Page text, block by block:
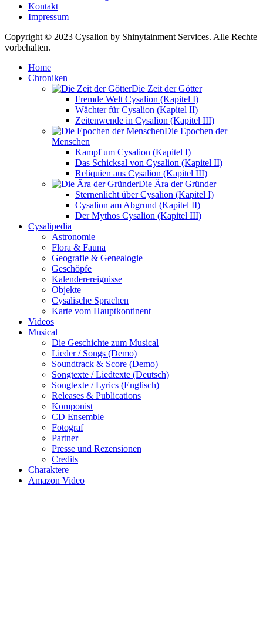
Kontakt
Impressum
Copyright © 2023 Cysalion by Shinytainment Services. Alle Rechte
vorbehalten.
Home
Chroniken
Die Zeit der Götter
Fremde Welt Cysalion (Kapitel I)
Wächter für Cysalion (Kapitel II)
Zeitenwende in Cysalion (Kapitel III)
Die Epochen der
Menschen
Kampf um Cysalion (Kapitel I)
Das Schicksal von Cysalion (Kapitel II)
Reliquien aus Cysalion (Kapitel III)
Die Ära der Gründer
Sternenlicht über Cysalion (Kapitel I)
Cysalion am Abgrund (Kapitel II)
Der Mythos Cysalion (Kapitel III)
Cysalipedia
Astronomie
Flora & Fauna
Geografie & Genealogie
Geschöpfe
Kalenderereignisse
Objekte
Cysalische Sprachen
Karte vom Hauptkontinent
Videos
Musical
Die Geschichte zum Musical
Lieder / Songs (Demo)
Soundtrack & Score (Demo)
Songtexte / Liedtexte (Deutsch)
Songtexte / Lyrics (Englisch)
Releases & Publications
Komponist
CD Ensemble
Fotograf
Partner
Presse und Rezensionen
Credits
Charaktere
Amazon Video